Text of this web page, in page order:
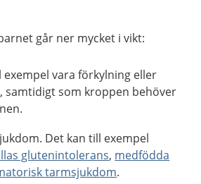
går ner mycket i vikt:
vara förkylning eller
samtidigt som kroppen behöver
Det kan till exempel
glutenintolerans, medfödda
tarmsjukdom.